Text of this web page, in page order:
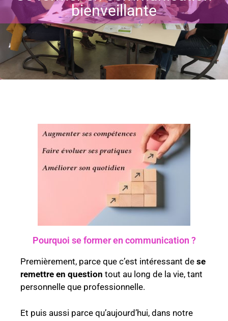
bienveillante
Pourquoi se former en communication ?
Premièrement, parce que c’est intéressant de se
remettre en question tout au long de la vie, tant
personnelle que professionnelle.
Et puis aussi parce qu’aujourd’hui, dans notre